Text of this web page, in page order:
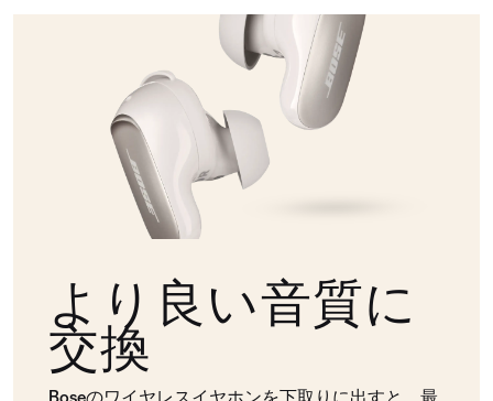
より良い音質に
交換
Boseのワイヤレスイヤホンを下取りに出すと、最